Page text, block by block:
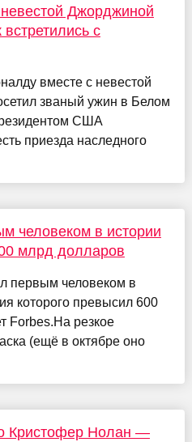
Джорджиной
с
вместе с невестой
званый ужин в Белом
США
приезда наследного
человеком в истории
млрд долларов
первым человеком в
которого превысил 600
Forbes.На резкое
(ещё в октябре оно
Кристофер Нолан —